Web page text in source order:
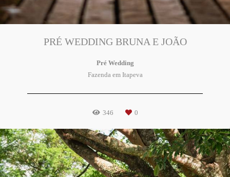
PRÉ WEDDING BRUNA E JOÃO
Pré Wedding
Fazenda em Itapeva
346 0